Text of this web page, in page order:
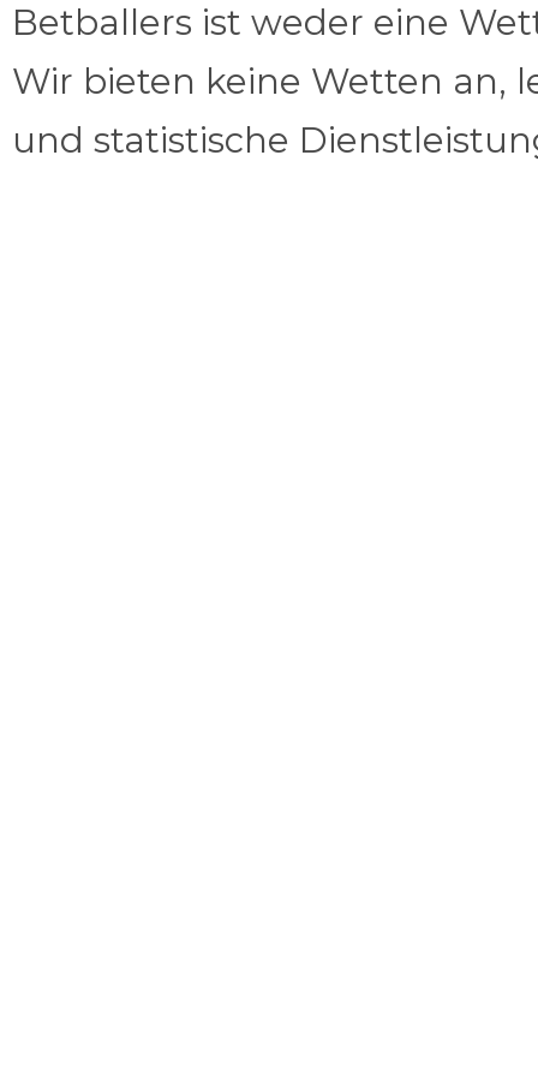
Betballers ist weder eine
Wir bieten keine Wetten an,
und statistische